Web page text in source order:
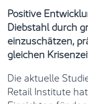
Positive
Diebstahl durch
einzuschätzen,
gleichen
Die aktuelle
Retail Institute